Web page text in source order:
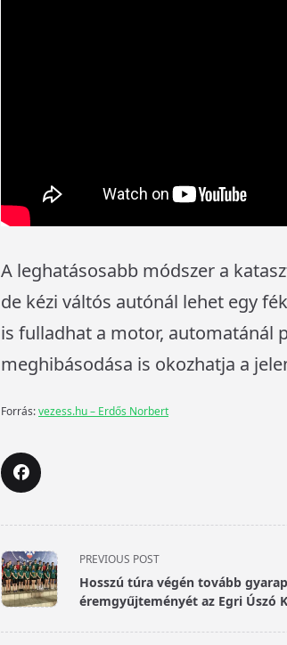
A leghatásosabb módszer a
de kézi váltós autónál lehet egy
is fulladhat a motor, automatánál
meghibásodása is okozhatja a
Forrás:vezess.hu – Erdős Norbert
<span
class="nav-
subtitle
PREVIOUS POST
Hosszú túra végén tovább
éremgyűjteményét az Egri Úszó